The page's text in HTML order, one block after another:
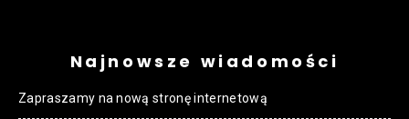
Najnowsze wiadomości
Zapraszamy na nową stronę internetową